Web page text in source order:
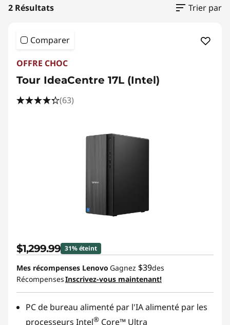
f
2 Résultats Trier par
Comparer
OFFRE CHOC
Tour IdeaCentre 17L (Intel)
(63)
$1,299.99 31% éteint
Mes récompenses Lenovo Gagnez $39des
RécompensesInscrivez-vous maintenant!
PC de bureau alimenté par l'IA alimenté par les
processeurs Intel® Core™ Ultra